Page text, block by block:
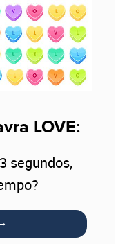
LOVE:
segundos,